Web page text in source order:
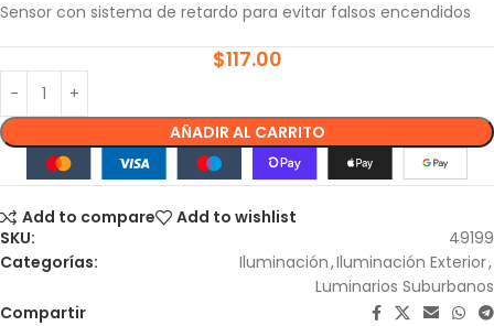
Sensor con sistema de retardo para evitar falsos encendidos
$117.00
AÑADIR AL CARRITO
Add to compare
Add to wishlist
SKU:
49199
Categorías:
Iluminación,Iluminación Exterior,
Luminarios Suburbanos
Compartir